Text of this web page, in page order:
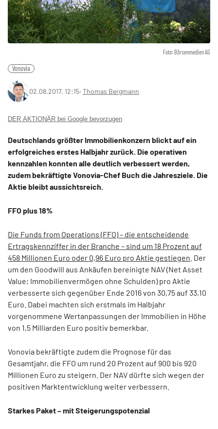
Foto: Börsenmedien AG
Vonovia
02.08.2017, 12:15‧ Thomas Bergmann
DER AKTIONÄR bei Google bevorzugen
Deutschlands größter Immobilienkonzern blickt auf ein
erfolgreiches erstes Halbjahr zurück. Die operativen
kennzahlen konnten alle deutlich verbessert werden,
zudem bekräftigte Vonovia-Chef Buch die Jahresziele. Die
Aktie bleibt aussichtsreich.
FFO plus 18%
Die Funds from Operations (FFO) – die entscheidende
Ertragskennziffer in der Branche – sind um 18 Prozent auf
458 Millionen Euro oder 0,96 Euro pro Aktie gestiegen . Der
um den Goodwill aus Ankäufen bereinigte NAV (Net Asset
Value; Immobilienvermögen ohne Schulden) pro Aktie
verbesserte sich gegenüber Ende 2016 von 30,75 auf 33,10
Euro. Dabei machten sich erstmals im Halbjahr
vorgenommene Wertanpassungen der Immobilien in Höhe
von 1,5 Milliarden Euro positiv bemerkbar.
Vonovia bekräftigte zudem die Prognose für das
Gesamtjahr, die FFO um rund 20 Prozent auf 900 bis 920
Millionen Euro zu steigern. Der NAV dürfte sich wegen der
positiven Marktentwicklung weiter verbessern.
Starkes Paket – mit Steigerungspotenzial